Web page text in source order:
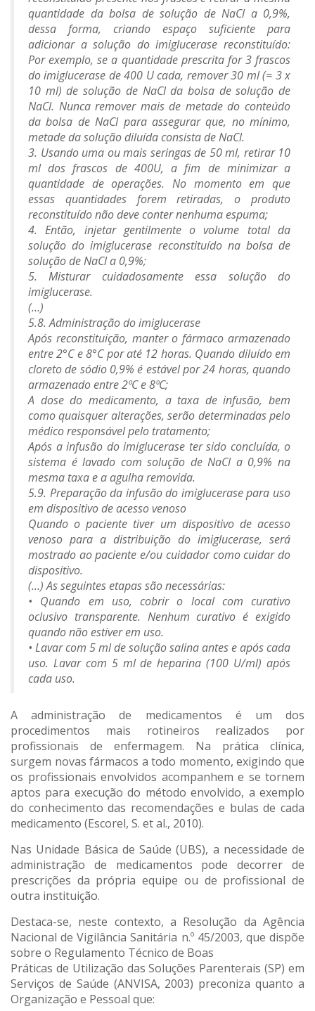
quantidade da bolsa de solução de NaCl a 0,9%,
dessa forma, criando espaço suficiente para
adicionar a solução do imiglucerase reconstituído:
Por exemplo, se a quantidade prescrita for 3 frascos
do imiglucerase de 400 U cada, remover 30 ml (= 3 x
10 ml) de solução de NaCl da bolsa de solução de
NaCl. Nunca remover mais de metade do conteúdo
da bolsa de NaCl para assegurar que, no mínimo,
metade da solução diluída consista de NaCl.
3. Usando uma ou mais seringas de 50 ml, retirar 10
ml dos frascos de 400U, a fim de minimizar a
quantidade de operações. No momento em que
essas quantidades forem retiradas, o produto
reconstituído não deve conter nenhuma espuma;
4. Então, injetar gentilmente o volume total da
solução do imiglucerase reconstituído na bolsa de
solução de NaCl a 0,9%;
5. Misturar cuidadosamente essa solução do
imiglucerase.
(…)
5.8. Administração do imiglucerase
Após reconstituição, manter o fármaco armazenado
entre 2°C e 8°C por até 12 horas. Quando diluído em
cloreto de sódio 0,9% é estável por 24 horas, quando
armazenado entre 2ºC e 8ºC;
A dose do medicamento, a taxa de infusão, bem
como quaisquer alterações, serão determinadas pelo
médico responsável pelo tratamento;
Após a infusão do imiglucerase ter sido concluída, o
sistema é lavado com solução de NaCl a 0,9% na
mesma taxa e a agulha removida.
5.9. Preparação da infusão do imiglucerase para uso
em dispositivo de acesso venoso
Quando o paciente tiver um dispositivo de acesso
venoso para a distribuição do imiglucerase, será
mostrado ao paciente e/ou cuidador como cuidar do
dispositivo.
(…) As seguintes etapas são necessárias:
• Quando em uso, cobrir o local com curativo
oclusivo transparente. Nenhum curativo é exigido
quando não estiver em uso.
• Lavar com 5 ml de solução salina antes e após cada
uso. Lavar com 5 ml de heparina (100 U/ml) após
cada uso.
A administração de medicamentos é um dos
procedimentos mais rotineiros realizados por
profissionais de enfermagem. Na prática clínica,
surgem novas fármacos a todo momento, exigindo que
os profissionais envolvidos acompanhem e se tornem
aptos para execução do método envolvido, a exemplo
do conhecimento das recomendações e bulas de cada
medicamento (Escorel, S. et al., 2010).
Nas Unidade Básica de Saúde (UBS), a necessidade de
administração de medicamentos pode decorrer de
prescrições da própria equipe ou de profissional de
outra instituição.
Destaca-se, neste contexto, a Resolução da Agência
Nacional de Vigilância Sanitária n.º 45/2003, que dispõe
sobre o Regulamento Técnico de Boas
Práticas de Utilização das Soluções Parenterais (SP) em
Serviços de Saúde (ANVISA, 2003) preconiza quanto a
Organização e Pessoal que: